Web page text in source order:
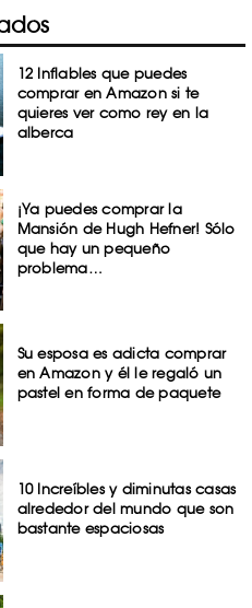
12 Inflables que puedes
comprar en Amazon si te
quieres ver como rey en la
alberca
¡Ya puedes comprar la
Mansión de Hugh Hefner! Sólo
que hay un pequeño
problema…
Su esposa es adicta comprar
en Amazon y él le regaló un
pastel en forma de paquete
10 Increíbles y diminutas casas
alrededor del mundo que son
bastante espaciosas